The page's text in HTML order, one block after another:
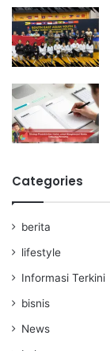
Categories
berita
lifestyle
Informasi Terkini
bisnis
News